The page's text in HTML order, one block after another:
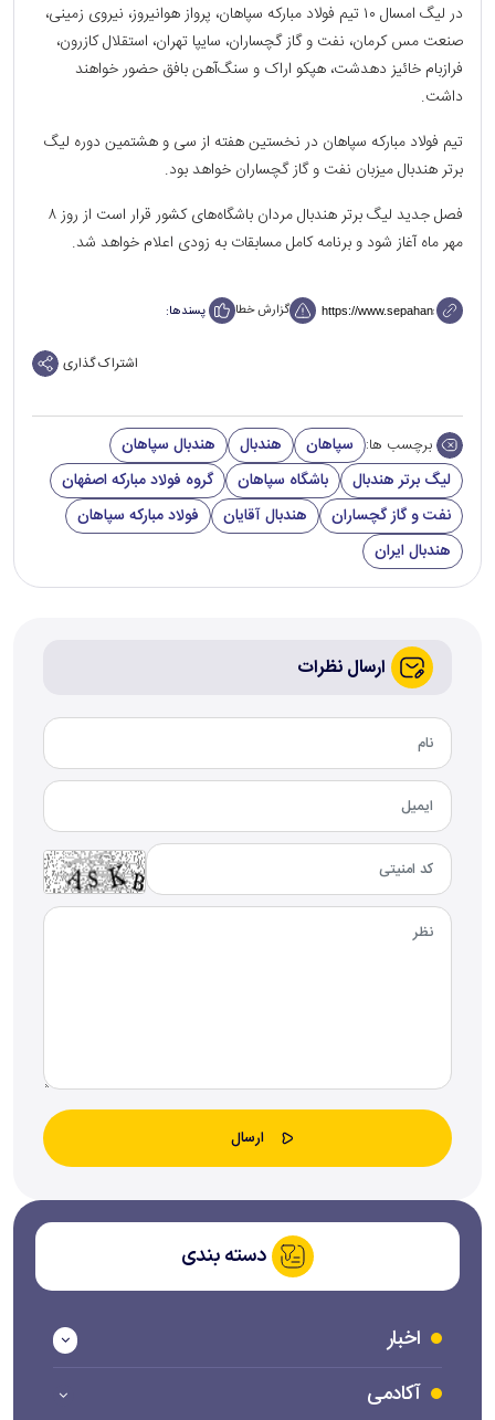
در لیگ امسال ۱۰ تیم فولاد مبارکه سپاهان، پرواز هوانیروز، نیروی زمینی،
صنعت مس کرمان، نفت و گاز گچساران، سایپا تهران، استقلال کازرون،
فرازبام خائیز دهدشت، هپکو اراک و سنگ‌آهن بافق حضور خواهند
داشت.
تیم فولاد مبارکه سپاهان در نخستین هفته از سی و هشتمین دوره لیگ
برتر هندبال میزبان نفت و گاز گچساران خواهد بود‌.
فصل جدید لیگ برتر هندبال مردان باشگاه‌های کشور قرار است از روز ۸
مهر ماه آغاز شود و برنامه کامل مسابقات به زودی اعلام خواهد شد‌.
گزارش خطا پسندها:
اشتراک گذاری
برچسب ها: سپاهان هندبال
هندبال سپاهان
لیگ برتر هندبال
باشگاه سپاهان
گروه فولاد مبارکه اصفهان
نفت و گاز گچساران
هندبال آقایان
فولاد مبارکه سپاهان
هندبال ایران
ارسال نظرات
دسته بندی
اخبار
آکادمی